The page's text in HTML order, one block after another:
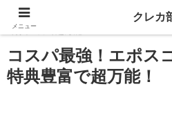
ホーム
コス
特典豊富で超万能！
コスパ最強！エポス
特典豊富で超万能！
メニュー
クレカ